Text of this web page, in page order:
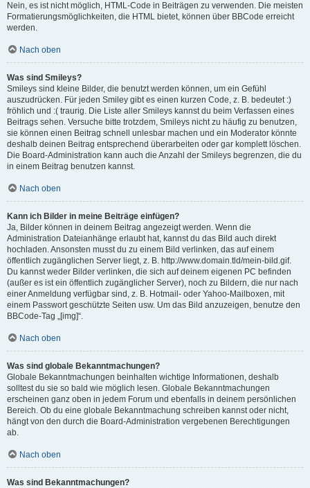
Nein, es ist nicht möglich, HTML-Code in Beiträgen zu verwenden. Die meisten
Formatierungsmöglichkeiten, die HTML bietet, können über BBCode erreicht
werden.
Nach oben
Was sind Smileys?
Smileys sind kleine Bilder, die benutzt werden können, um ein Gefühl
auszudrücken. Für jeden Smiley gibt es einen kurzen Code, z. B. bedeutet :)
fröhlich und :( traurig. Die Liste aller Smileys kannst du beim Verfassen eines
Beitrags sehen. Versuche bitte trotzdem, Smileys nicht zu häufig zu benutzen,
sie können einen Beitrag schnell unlesbar machen und ein Moderator könnte
deshalb deinen Beitrag entsprechend überarbeiten oder gar komplett löschen.
Die Board-Administration kann auch die Anzahl der Smileys begrenzen, die du
in einem Beitrag benutzen kannst.
Nach oben
Kann ich Bilder in meine Beiträge einfügen?
Ja, Bilder können in deinem Beitrag angezeigt werden. Wenn die
Administration Dateianhänge erlaubt hat, kannst du das Bild auch direkt
hochladen. Ansonsten musst du zu einem Bild verlinken, das auf einem
öffentlich zugänglichen Server liegt, z. B. http://www.domain.tld/mein-bild.gif.
Du kannst weder Bilder verlinken, die sich auf deinem eigenen PC befinden
(außer es ist ein öffentlich zugänglicher Server), noch zu Bildern, die nur nach
einer Anmeldung verfügbar sind, z. B. Hotmail- oder Yahoo-Mailboxen, mit
einem Passwort geschützte Seiten usw. Um das Bild anzuzeigen, benutze den
BBCode-Tag „[img]“.
Nach oben
Was sind globale Bekanntmachungen?
Globale Bekanntmachungen beinhalten wichtige Informationen, deshalb
solltest du sie so bald wie möglich lesen. Globale Bekanntmachungen
erscheinen ganz oben in jedem Forum und ebenfalls in deinem persönlichen
Bereich. Ob du eine globale Bekanntmachung schreiben kannst oder nicht,
hängt von den durch die Board-Administration vergebenen Berechtigungen
ab.
Nach oben
Was sind Bekanntmachungen?